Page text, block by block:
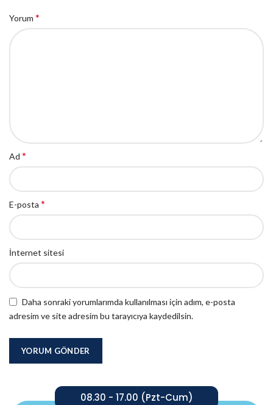
Yorum *
Ad *
E-posta *
İnternet sitesi
Daha sonraki yorumlarımda kullanılması için adım, e-posta
adresim ve site adresim bu tarayıcıya kaydedilsin.
08.30 - 17.00 (Pzt-Cum)